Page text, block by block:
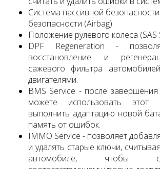
Система пассивной
безопасности (Airbag).
Положение рулевого колеса (SAS
DPF Regeneration -
восстановление и
сажевого фильтра
двигателями.
BMS Service - после
можете использовать этот
выполнить адаптацию новой
память от ошибок.
IMMO Service - позволяет
и удалять старые ключи,
автомобиле, чтобы